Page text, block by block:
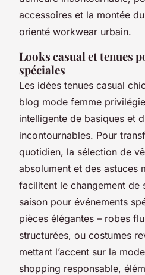
accessoires et la montée
orienté workwear urbain.
Looks casual et tenues
spéciales
Les idées tenues casual
blog mode femme
intelligente de basiques et
incontournables. Pour
quotidien, la sélection de
absolument et des astuces
facilitent le changement de
saison pour événements
pièces élégantes – robes
structurées, ou costumes
mettant l’accent sur la
shopping responsable,